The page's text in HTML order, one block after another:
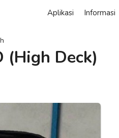
Aplikasi Informasi
(High Deck)